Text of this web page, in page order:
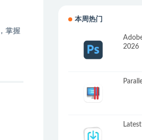
掌握
本周热门
2026
Latest